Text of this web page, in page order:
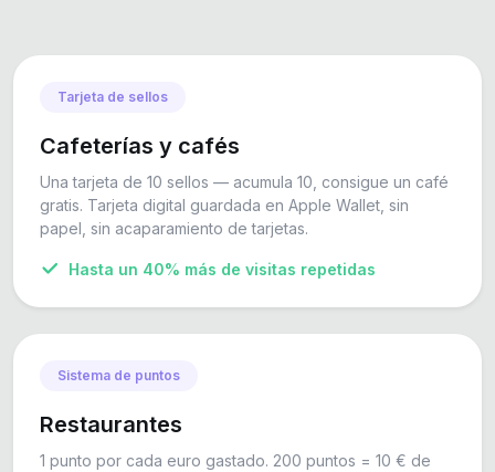
Tarjeta de sellos
Cafeterías y cafés
Una tarjeta de 10 sellos — acumula 10, consigue un café
gratis. Tarjeta digital guardada en Apple Wallet, sin
papel, sin acaparamiento de tarjetas.
Hasta un 40% más de visitas repetidas
Sistema de puntos
Restaurantes
1 punto por cada euro gastado. 200 puntos = 10 € de